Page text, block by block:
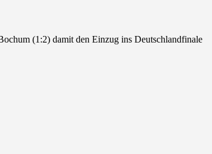
(1:2) damit den Einzug ins Deutschlandfinale